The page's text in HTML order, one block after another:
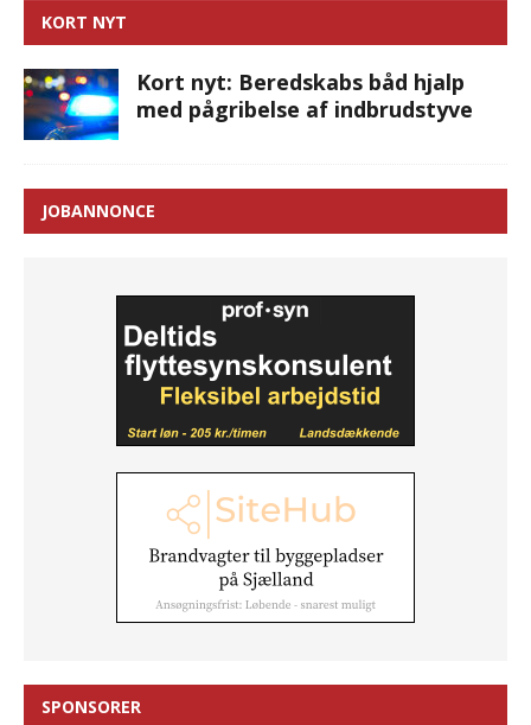
KORT NYT
Kort nyt: Beredskabs båd hjalp
med pågribelse af indbrudstyve
JOBANNONCE
SPONSORER